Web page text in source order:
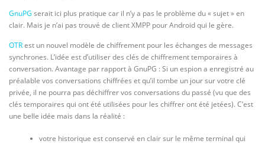
GnuPG serait ici plus pratique car il n’y a pas le problème du « sujet » en
clair. Mais je n’ai pas trouvé de client XMPP pour Android qui le gère.
OTRest un nouvel modèle de chiffrement pour les échanges de messages
synchrones. L’idée est d’utiliser des clés de chiffrement temporaires à
conversation. Avantage par rapport à GnuPG : Si un espion a enregistré au
préalable vos conversations chiffrées et qu’il tombe un jour sur votre clé
privée, il ne pourra pas déchiffrer vos conversations du passé (vu que des
clés temporaires qui ont été utilisées pour les chiffrer ont été jetées). C’est
une belle idée mais dans la réalité :
votre historique est conservé en clair sur le même terminal qui